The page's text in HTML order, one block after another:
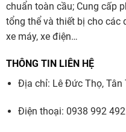
Thông số kỹ thuật
Ravaglioli
Tải trọng nâng:
Khoảng rộng thông xe:
Khoảng cách giữa 2 trụ:
Chiều cao nâng tối đa:
chuẩn toàn cầu; Cung cấp
tổng thể và thiết bị cho các
xe máy, xe điện…
THÔNG TIN LIÊN HỆ
Địa chỉ: Lê Đức Thọ, Tân
Điện thoại: 0938 992 492